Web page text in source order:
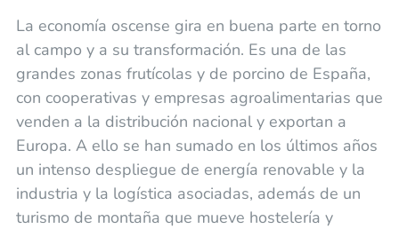
La economía oscense gira en buena parte en torno
al campo y a su transformación. Es una de las
grandes zonas frutícolas y de porcino de España,
con cooperativas y empresas agroalimentarias que
venden a la distribución nacional y exportan a
Europa. A ello se han sumado en los últimos años
un intenso despliegue de energía renovable y la
industria y la logística asociadas, además de un
turismo de montaña que mueve hostelería y